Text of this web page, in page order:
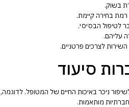
בשוק.
בחירה קיימת.
לטיפול הבסיסי.
עליהם.
לצרכים פרטניים.
סיעוד
ניכר באיכות החיים של המטופל.
מותאמות.